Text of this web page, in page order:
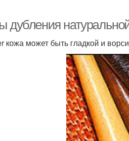
дубления
кожа может быть гладкой и